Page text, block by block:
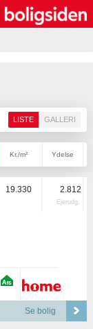
LISTE GALLERI
Kr./m² Ydelse
19.330 2.812
Ejerudg.
Se bolig